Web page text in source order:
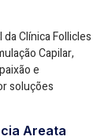
Clínica Follicles
Capilar,
e
soluções
Areata